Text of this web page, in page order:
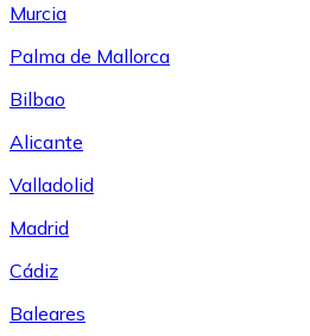
Murcia
Palma de Mallorca
Bilbao
Alicante
Valladolid
Madrid
Cádiz
Baleares